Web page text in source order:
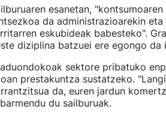
esanetan,
da administrazioarekin
eskubideak babesteko".
diziplina batzuei ere egongo
sektore pribatuko
prestakuntza sustatzeko.
da, euren jardun
du sailburuak.